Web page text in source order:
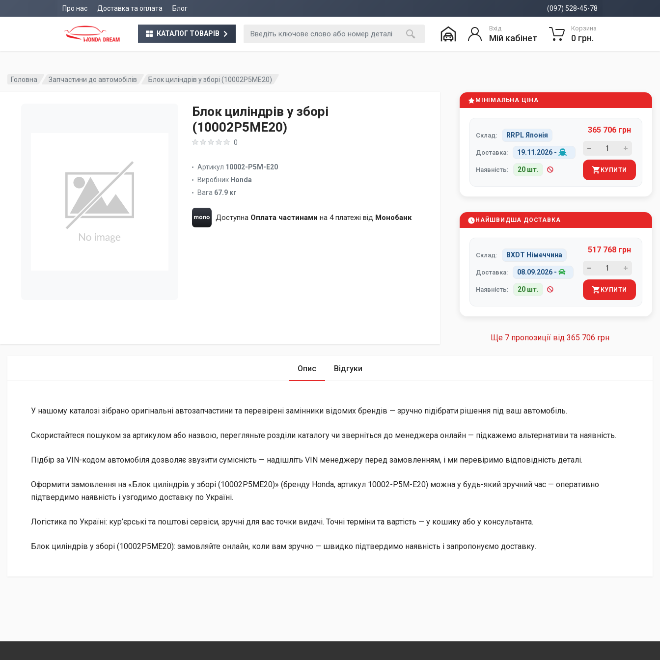
Про нас Доставка та оплата Блог (097) 528-45-78
КАТАЛОГ ТОВАРІВ
Вхід
Мій кабінет
Корзина
0 грн.
Головна Запчастини до автомобілів Блок циліндрів у зборі (10002P5ME20)
Блок циліндрів у зборі
(10002P5ME20)
0
Артикул 10002-P5M-E20
Виробник Honda
Вага 67.9 кг
Доступна Оплата частинами на 4 платежі від Монобанк
МІНІМАЛЬНА ЦІНА
Склад: RRPL Японія
Доставка: 19.11.2026 -
Наявність: 20 шт.
365 706 грн
КУПИТИ
НАЙШВИДША ДОСТАВКА
Склад: BXDT Німеччина
Доставка: 08.09.2026 -
Наявність: 20 шт.
517 768 грн
КУПИТИ
Ще 7 пропозиції від 365 706 грн
Опис Відгуки
У нашому каталозі зібрано оригінальні автозапчастини та перевірені замінники відомих брендів — зручно підібрати рішення під ваш автомобіль.
Скористайтеся пошуком за артикулом або назвою, перегляньте розділи каталогу чи зверніться до менеджера онлайн — підкажемо альтернативи та наявність.
Підбір за VIN-кодом автомобіля дозволяє звузити сумісність — надішліть VIN менеджеру перед замовленням, і ми перевіримо відповідність деталі.
Оформити замовлення на «Блок циліндрів у зборі (10002P5ME20)» (бренду Honda, артикул 10002-P5M-E20) можна у будь-який зручний час — оперативно
підтвердимо наявність і узгодимо доставку по Україні.
Логістика по Україні: кур’єрські та поштові сервіси, зручні для вас точки видачі. Точні терміни та вартість — у кошику або у консультанта.
Блок циліндрів у зборі (10002P5ME20): замовляйте онлайн, коли вам зручно — швидко підтвердимо наявність і запропонуємо доставку.